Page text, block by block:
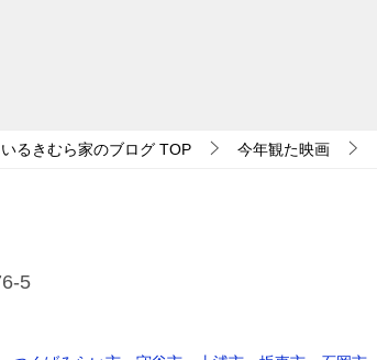
るきむら家のブログ TOP 今年観た映画
5